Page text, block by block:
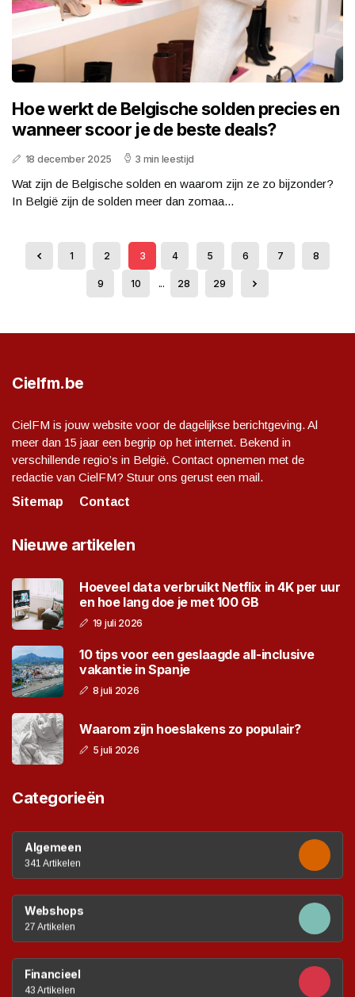
Hoe werkt de Belgische solden precies en
wanneer scoor je de beste deals?
18 december 2025 3 min leestijd
Wat zijn de Belgische solden en waarom zijn ze zo bijzonder?
In België zijn de solden meer dan zomaa...
1 2 3 4 5 6 7 8
9 10 ... 28 29
Cielfm.be
CielFM is jouw website voor de dagelijkse berichtgeving. Al
meer dan 15 jaar een begrip op het internet. Bekend in
verschillende regio’s in België. Contact opnemen met de
redactie van CielFM? Stuur ons gerust een mail.
Sitemap
Contact
Nieuwe artikelen
Hoeveel data verbruikt Netflix in 4K per uur
en hoe lang doe je met 100 GB
19 juli 2026
10 tips voor een geslaagde all-inclusive
vakantie in Spanje
8 juli 2026
Waarom zijn hoeslakens zo populair?
5 juli 2026
Categorieën
Algemeen
341 Artikelen
Webshops
27 Artikelen
Financieel
43 Artikelen